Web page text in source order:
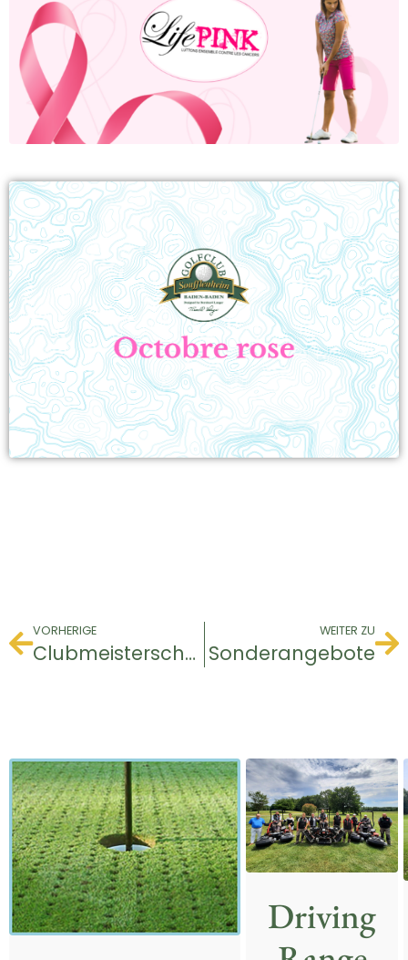
VORHERIGE
Clubmeisterschaft
WEITER ZU
Sonderangebote
Driving